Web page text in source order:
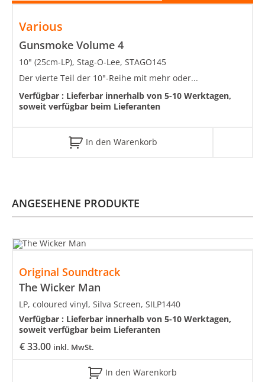
Various
Gunsmoke Volume 4
10" (25cm-LP), Stag-O-Lee, STAGO145
Der vierte Teil der 10"-Reihe mit mehr oder...
Verfügbar : Lieferbar innerhalb von 5-10 Werktagen,
soweit verfügbar beim Lieferanten
In den Warenkorb
ANGESEHENE PRODUKTE
Original Soundtrack
The Wicker Man
€33.00 inkl. MwSt.
LP, coloured vinyl, Silva Screen, SILP1440
Verfügbar : Lieferbar innerhalb von 5-10 Werktagen,
soweit verfügbar beim Lieferanten
In den Warenkorb